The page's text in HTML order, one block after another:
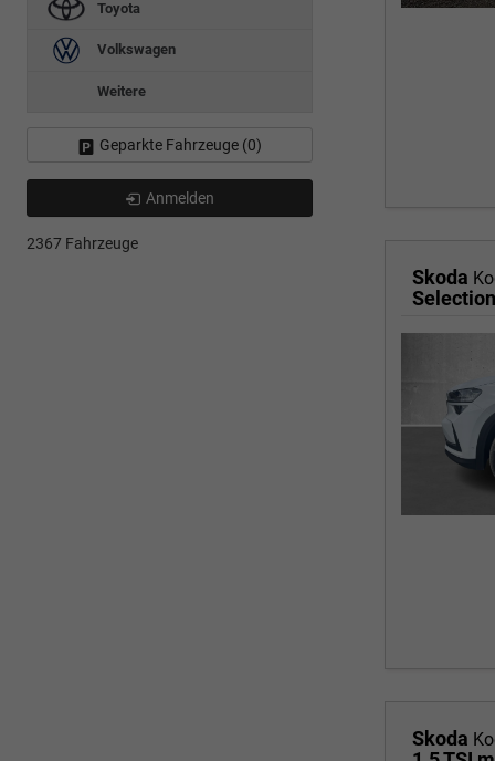
Skoda
Skoda
Toyota
Volkswagen
Weitere
Geparkte Fahrzeuge (0)
Anmelden
2367 Fahrzeuge